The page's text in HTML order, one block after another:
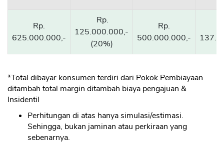
Rp.
625.000.000,-
Rp.
125.000.000,-
(20%)
Rp.
500.000.000,-
*Total dibayar konsumen terdiri dari Pokok Pembiayaan
ditambah total margin ditambah biaya pengajuan &
Insidentil
Perhitungan di atas hanya simulasi/estimasi.
Sehingga, bukan jaminan atau perkiraan yang
sebenarnya.